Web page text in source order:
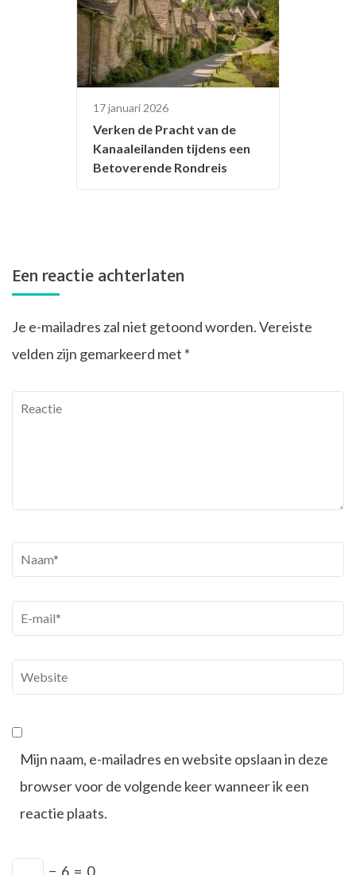
17 januari 2026
Verken de Pracht van de
Kanaaleilanden tijdens een
Betoverende Rondreis
Een reactie achterlaten
Je e-mailadres zal niet getoond worden.Vereiste
velden zijn gemarkeerd met *
Reactie
Naam*
E-
mail*
Website
Mijn naam, e-mailadres en website opslaan in deze
browser voor de volgende keer wanneer ik een
reactie plaats.
− 6 = 0